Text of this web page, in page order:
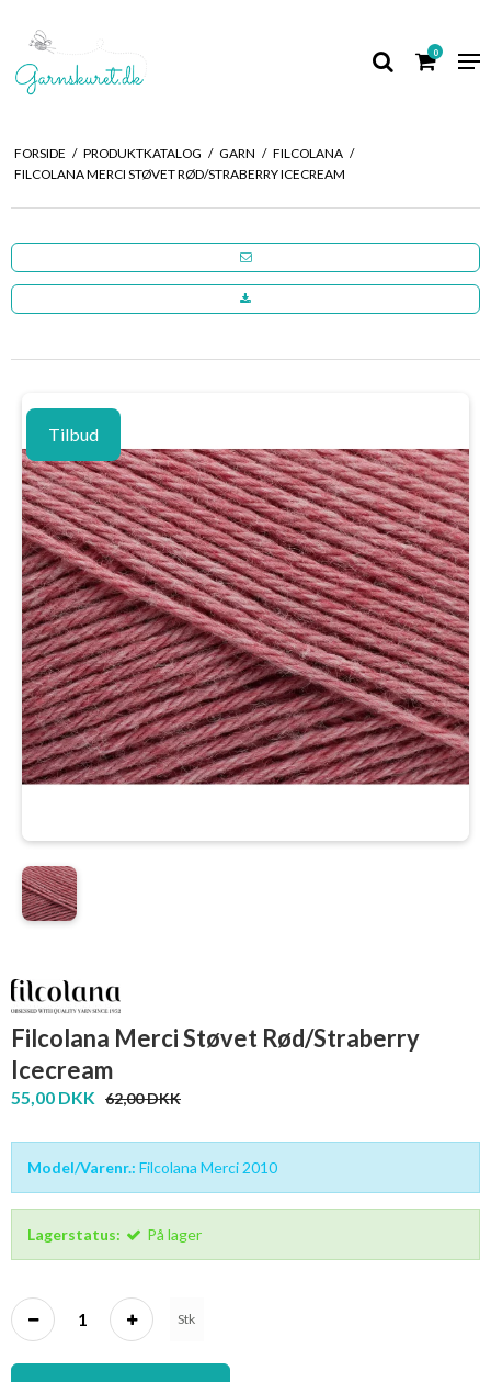
0
FORSIDE / PRODUKTKATALOG / GARN / FILCOLANA /
FILCOLANA MERCI STØVET RØD/STRABERRY ICECREAM
Tilbud
Filcolana Merci Støvet Rød/Straberry
Icecream
55,00 DKK 62,00 DKK
Model/Varenr.: Filcolana Merci 2010
Lagerstatus: På lager
Stk